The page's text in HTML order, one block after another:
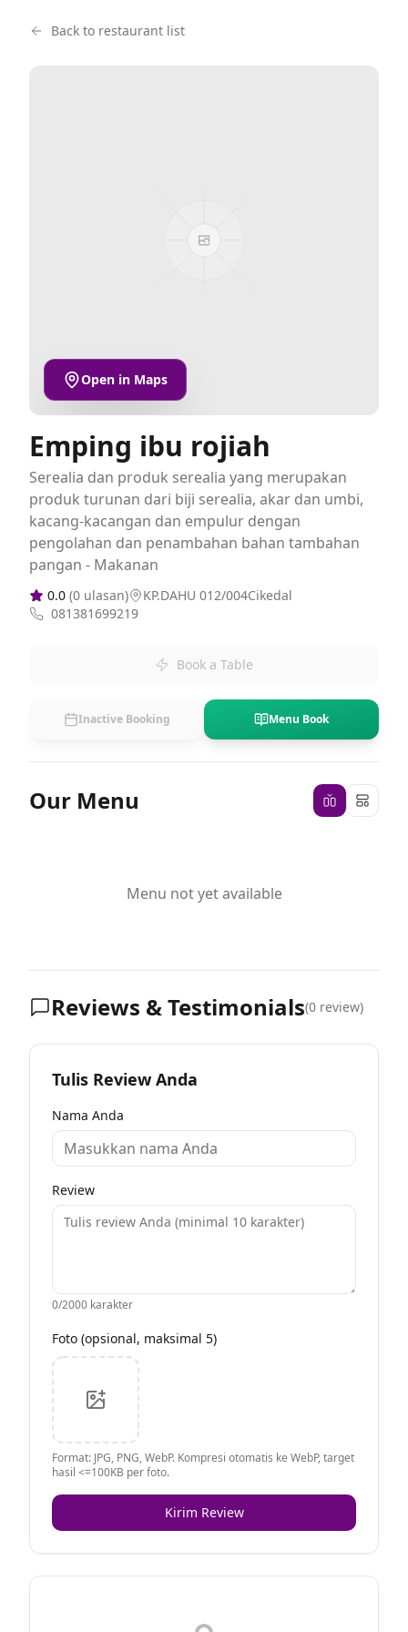
Back to restaurant list
Open in Maps
Emping ibu rojiah
Serealia dan produk serealia yang merupakan
produk turunan dari biji serealia, akar dan umbi,
kacang-kacangan dan empulur dengan
pengolahan dan penambahan bahan tambahan
pangan - Makanan
0.0 (0 ulasan)
KP.DAHU 012/004Cikedal
081381699219
Book a Table
Inactive Booking Menu Book
Our Menu
Menu not yet available
Reviews & Testimonials(0 review)
Tulis Review Anda
Nama Anda
Review
0/2000 karakter
Foto (opsional, maksimal 5)
Format: JPG, PNG, WebP. Kompresi otomatis ke WebP, target
hasil <=100KB per foto.
Kirim Review